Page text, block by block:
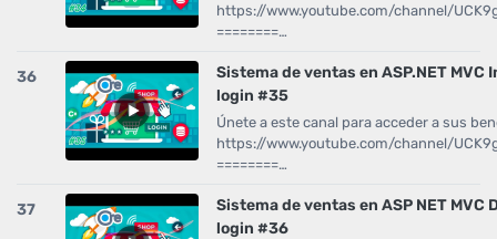
https://www.youtube.com/channel/
========…
36
Sistema de ventas en ASP.NET
login #35
Únete a este canal para acceder a sus
https://www.youtube.com/channel/
========…
37
Sistema de ventas en ASP NET
login #36